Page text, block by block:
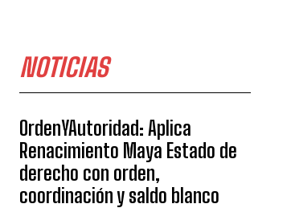
NOTICIAS
OrdenYAutoridad: Aplica
Renacimiento Maya Estado de
derecho con orden,
coordinación y saldo blanco